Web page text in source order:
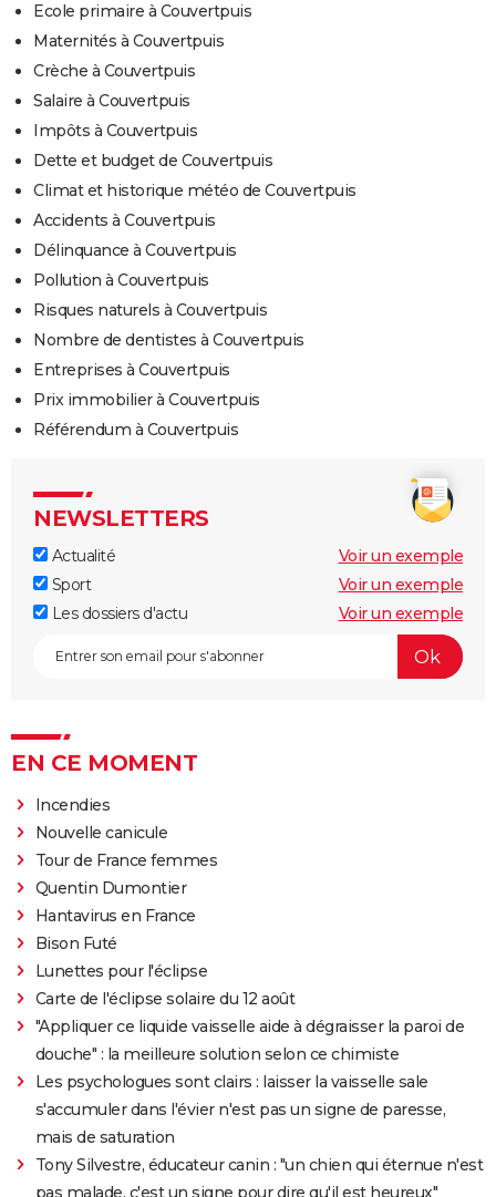
Ecole primaire à Couvertpuis
Maternités à Couvertpuis
Crèche à Couvertpuis
Salaire à Couvertpuis
Impôts à Couvertpuis
Dette et budget de Couvertpuis
Climat et historique météo de Couvertpuis
Accidents à Couvertpuis
Délinquance à Couvertpuis
Pollution à Couvertpuis
Risques naturels à Couvertpuis
Nombre de dentistes à Couvertpuis
Entreprises à Couvertpuis
Prix immobilier à Couvertpuis
Référendum à Couvertpuis
NEWSLETTERS
Actualité
Voir un exemple
Sport
Voir un exemple
Les dossiers d'actu
Voir un exemple
EN CE MOMENT
Incendies
Nouvelle canicule
Tour de France femmes
Quentin Dumontier
Hantavirus en France
Bison Futé
Lunettes pour l'éclipse
Carte de l'éclipse solaire du 12 août
"Appliquer ce liquide vaisselle aide à dégraisser la paroi de
douche" : la meilleure solution selon ce chimiste
Les psychologues sont clairs : laisser la vaisselle sale
s'accumuler dans l'évier n'est pas un signe de paresse,
mais de saturation
Tony Silvestre, éducateur canin : "un chien qui éternue n'est
pas malade, c'est un signe pour dire qu'il est heureux"